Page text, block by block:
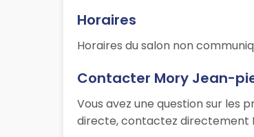
Horaires
Horaires du salon non
Contacter Mory Jean-
Vous avez une question sur les
directe, contactez directement